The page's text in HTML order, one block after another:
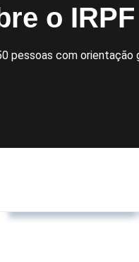
o IRPF
pessoas com